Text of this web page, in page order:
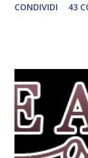
leggere la trama
riguarda i suoi
troppo fissata
thriller e vorrei
fuoco -
libro cita anche
CONDIVIDI 43